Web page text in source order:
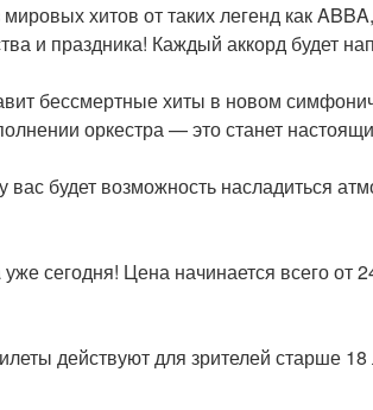
хитов от таких легенд как
и праздника! Каждый аккорд будет
бессмертные хиты в новом
оркестра — это станет
вас будет возможность насладиться
сегодня! Цена начинается всего
действуют для зрителей